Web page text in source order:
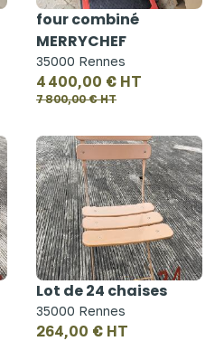
four combiné
MERRYCHEF
35000 Rennes
4 400,00 € HT
7 800,00 € HT
Lot de 24 chaises
35000 Rennes
264,00 € HT